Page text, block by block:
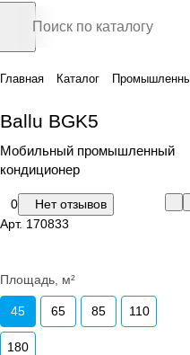
Главная Каталог
Ballu BGK5
Мобильный промышленный
кондиционер
0
Нет отзывов
Арт. 170833
Площадь, м²
45 65 85 110
180